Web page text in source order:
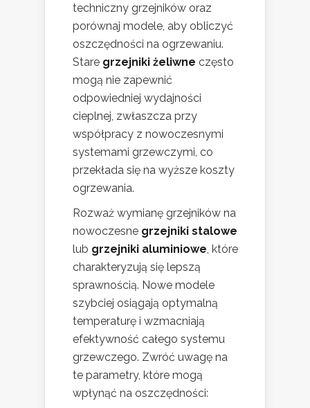
techniczny grzejników oraz
porównaj modele, aby obliczyć
oszczędności na ogrzewaniu.
Stare grzejniki żeliwne często
mogą nie zapewnić
odpowiedniej wydajności
cieplnej, zwłaszcza przy
współpracy z nowoczesnymi
systemami grzewczymi, co
przekłada się na wyższe koszty
ogrzewania.
Rozważ wymianę grzejników na
nowoczesne grzejniki stalowe
lub grzejniki aluminiowe, które
charakteryzują się lepszą
sprawnością. Nowe modele
szybciej osiągają optymalną
temperaturę i wzmacniają
efektywność całego systemu
grzewczego. Zwróć uwagę na
te parametry, które mogą
wpłynąć na oszczędności: